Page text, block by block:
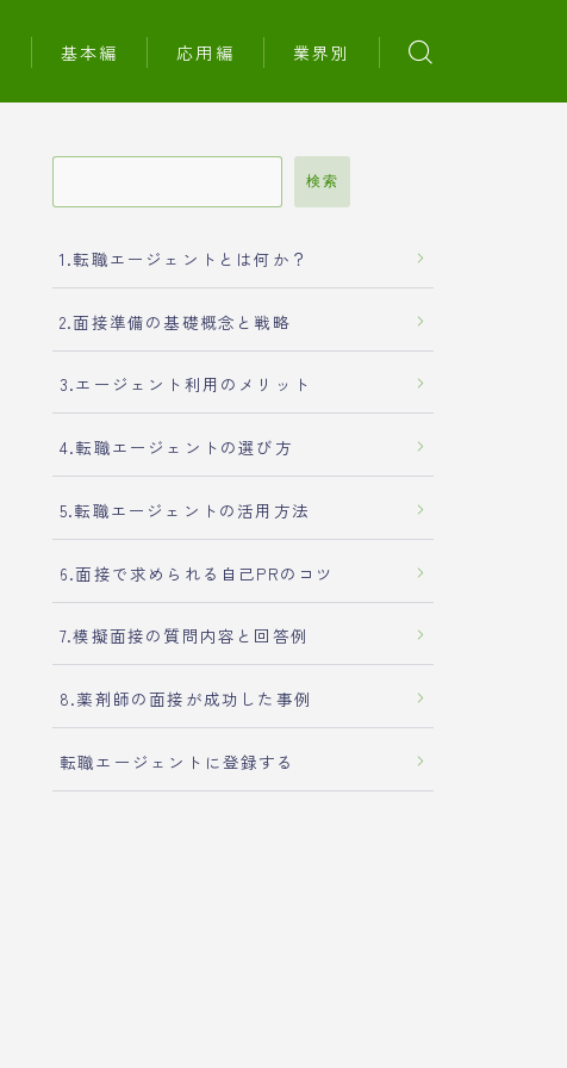
基本編 応用編 業界別
検索
1.転職エージェントとは何か？
2.面接準備の基礎概念と戦略
3.エージェント利用のメリット
4.転職エージェントの選び方
5.転職エージェントの活用方法
6.面接で求められる自己PRのコツ
7.模擬面接の質問内容と回答例
8.薬剤師の面接が成功した事例
転職エージェントに登録する